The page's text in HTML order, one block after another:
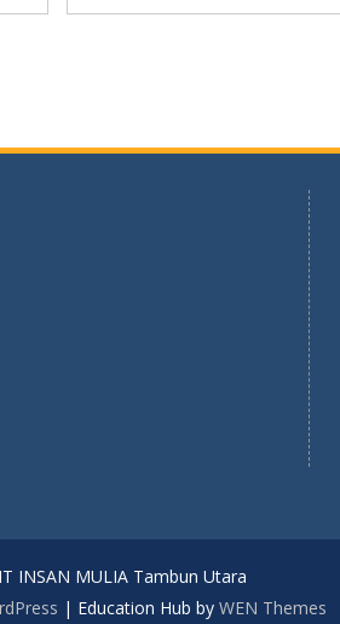
INSAN MULIA Tambun Utara
| Education Hub by WEN Themes